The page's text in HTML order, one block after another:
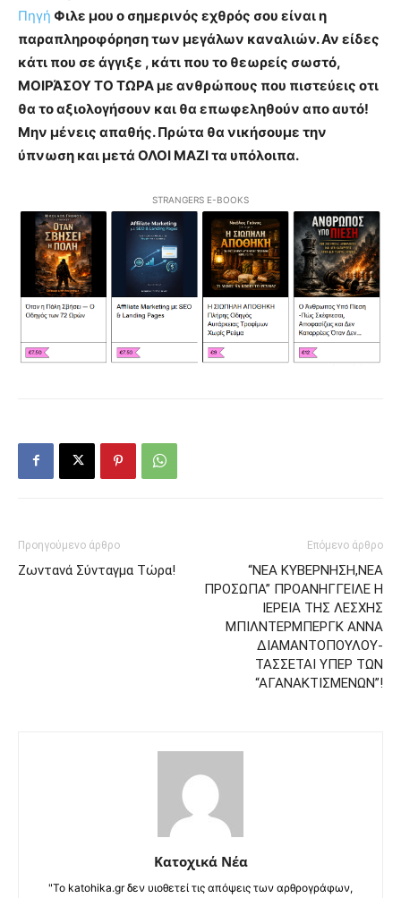
Πηγή Φιλε μου ο σημερινός εχθρός σου είναι η
παραπληροφόρηση των μεγάλων καναλιών. Αν είδες
κάτι που σε άγγιξε , κάτι που το θεωρείς σωστό,
ΜΟΙΡΆΣΟΥ ΤΟ ΤΩΡΑ με ανθρώπους που πιστεύεις οτι
θα το αξιολογήσουν και θα επωφεληθούν απο αυτό!
Μην μένεις απαθής. Πρώτα θα νικήσουμε την
ύπνωση και μετά ΟΛΟΙ ΜΑΖΙ τα υπόλοιπα.
STRANGERS E-BOOKS
Προηγούμενο άρθρο
Ζωντανά Σύνταγμα Τώρα!
Επόμενο άρθρο
“ΝΕΑ ΚΥΒΕΡΝΗΣΗ,ΝΕΑ
ΠΡΟΣΩΠΑ” ΠΡΟΑΝΗΓΓΕΙΛΕ Η
ΙΕΡΕΙΑ ΤΗΣ ΛΕΣΧΗΣ
ΜΠΙΛΝΤΕΡΜΠΕΡΓΚ ΑΝΝΑ
ΔΙΑΜΑΝΤΟΠΟΥΛΟΥ-
ΤΑΣΣΕΤΑΙ ΥΠΕΡ ΤΩΝ
“ΑΓΑΝΑΚΤΙΣΜΕΝΩΝ”!
Κατοχικά Νέα
"Το katohika.gr δεν υιοθετεί τις απόψεις των αρθρογράφων,